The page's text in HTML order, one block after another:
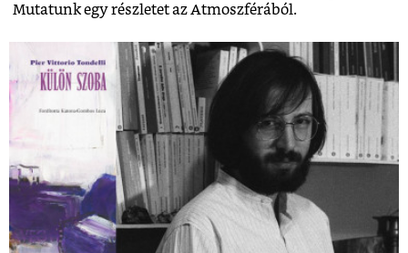
Mutatunk egy részletet az Atmoszférából.